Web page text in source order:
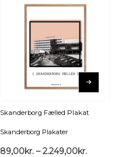
Skanderborg Fælled Plakat
Skanderborg Plakater
89,00kr. – 2.249,00kr.